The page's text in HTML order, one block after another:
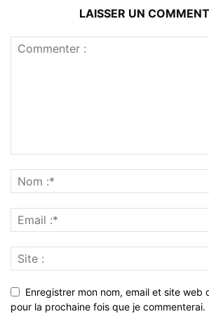
LAISSER UN
Enregistrer mon nom, email et site web
pour la prochaine fois que je commenterai.